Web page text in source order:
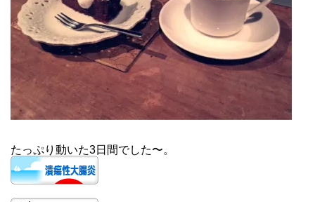
たっぷり動いた3日間でした〜。